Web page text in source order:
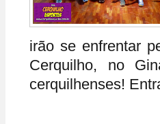
irão se enfrentar
Cerquilho, no
cerquilhenses!